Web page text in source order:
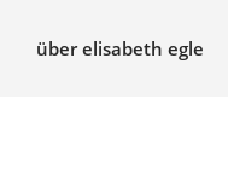
über elisabeth egle